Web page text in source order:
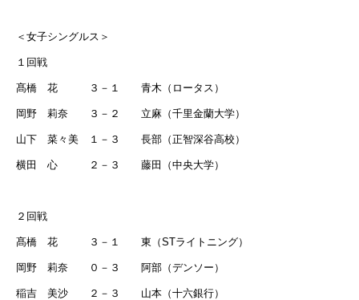
＜女子シングルス＞
１回戦
髙橋 花 ３－１ 青木（ロータス）
岡野 莉奈 ３－２ 立麻（千里金蘭大学）
山下 菜々美 １－３ 長部（正智深谷高校）
横田 心 ２－３ 藤田（中央大学）
２回戦
髙橋 花 ３－１ 東（STライトニング）
岡野 莉奈 ０－３ 阿部（デンソー）
稲吉 美沙 ２－３ 山本（十六銀行）